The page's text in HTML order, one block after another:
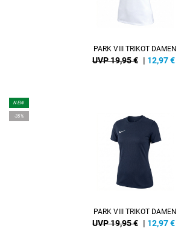
PARK VIII TRIKOT DAMEN
UVP 19,95 € | 12,97€
NEW
-35%
PARK VIII TRIKOT DAMEN
UVP 19,95 € | 12,97€